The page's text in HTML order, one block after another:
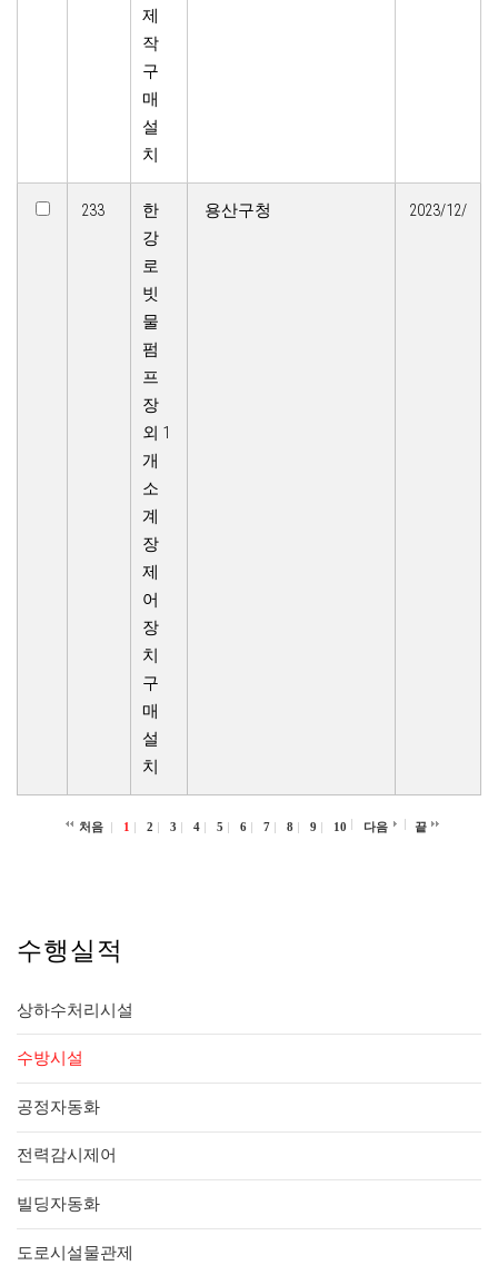
제
작
구
매
설
치
233
한
강
로
빗
물
펌
프
장
외 1
개
소
계
장
제
어
장
치
구
매
설
치
용산구청 2023/12/
처음 1 2 3 4 5 6 7 8 9 10 다음 끝
수행실적
상하수처리시설
수방시설
공정자동화
전력감시제어
빌딩자동화
도로시설물관제